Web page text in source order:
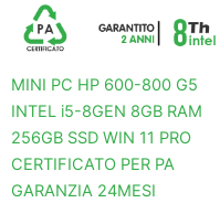
MINI PC HP 600-800 G5
INTEL i5-8GEN 8GB RAM
256GB SSD WIN 11 PRO
CERTIFICATO PER PA
GARANZIA 24MESI